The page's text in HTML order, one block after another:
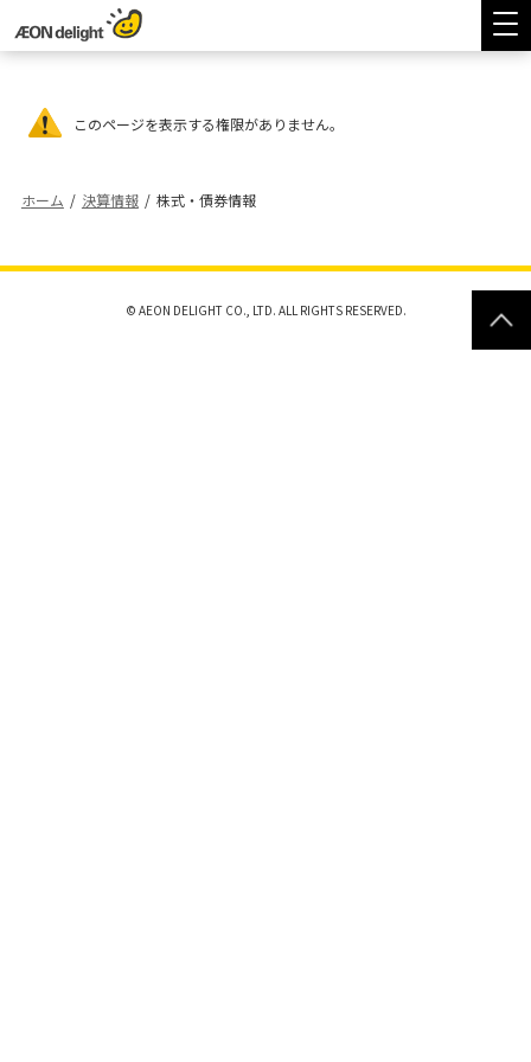
ホーム / 決算情報 / 株式・債券情報
このページを表示する権限がありません。
© AEON DELIGHT CO., LTD. ALL RIGHTS RESERVED.